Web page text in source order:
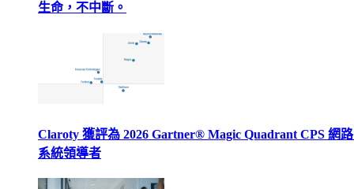
生命，不中斷。
Claroty 獲評為 2026 Gartner® Magic Quadrant CPS 網
系統領導者